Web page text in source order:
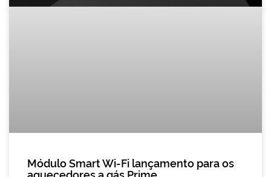
Módulo Smart Wi-Fi lançamento para os
aquecedores a gás Prime